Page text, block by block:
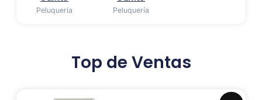
Peluquería Peluquería
Top de Ventas